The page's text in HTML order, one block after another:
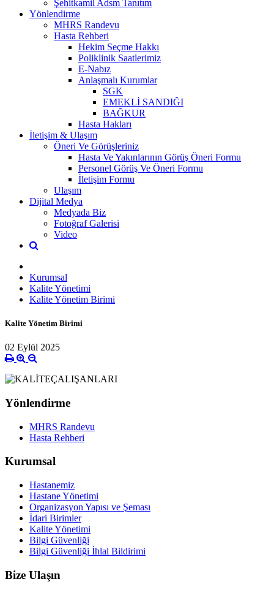
Şehitkamil Adsm Tanıtım
Yönlendirme
MHRS Randevu
Hasta Rehberi
Hekim Seçme Hakkı
Poliklinik Saatlerimiz
E-Nabız
Anlaşmalı Kurumlar
SGK
EMEKLİ SANDIĞI
BAĞKUR
Hasta Hakları
İletişim & Ulaşım
Öneri Ve Görüşleriniz
Hasta Ve Yakınlarının Görüş Öneri Formu
Personel Görüş Ve Öneri Formu
İletişim Formu
Ulaşım
Dijital Medya
Medyada Biz
Fotoğraf Galerisi
Video
Kurumsal
Kalite Yönetimi
Kalite Yönetim Birimi
Kalite Yönetim Birimi
02 Eylül 2025
Yönlendirme
MHRS Randevu
Hasta Rehberi
Kurumsal
Hastanemiz
Hastane Yönetimi
Organizasyon Yapısı ve Şeması
İdari Birimler
Kalite Yönetimi
Bilgi Güvenliği
Bilgi Güvenliği İhlal Bildirimi
Bize Ulaşın